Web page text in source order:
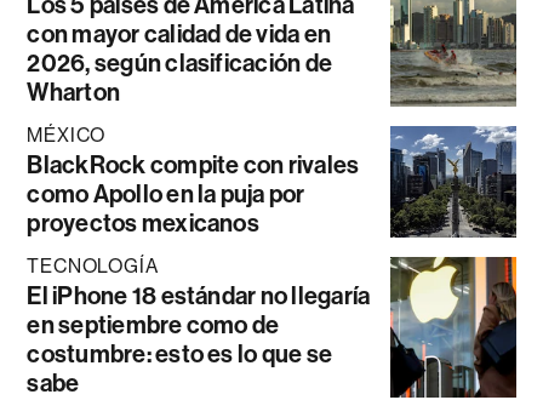
con mayor calidad de vida en
2026, según clasificación de
Wharton
MÉXICO
BlackRock compite con rivales
como Apollo en la puja por
proyectos mexicanos
TECNOLOGÍA
El iPhone 18 estándar no llegaría
en septiembre como de
costumbre: esto es lo que se
sabe